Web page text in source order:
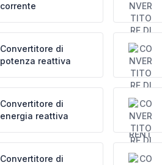
corrente
Convertitore di
potenza reattiva
Convertitore di
energia reattiva
Convertitore di